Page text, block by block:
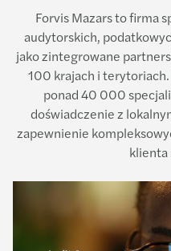
Forvis Mazars to firma
audytorskich,
jako zintegrowane
100 krajach i
ponad 40 000
doświadczenie z
zapewnienie
klienta